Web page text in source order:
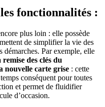
fonctionnalités :
plus loin : elle possède
de simplifier la vie des
démarches. Par exemple, elle
remise des clés du
nouvelle carte grise : cette
conséquent pour toutes
et permet de fluidifier
d’occasion.